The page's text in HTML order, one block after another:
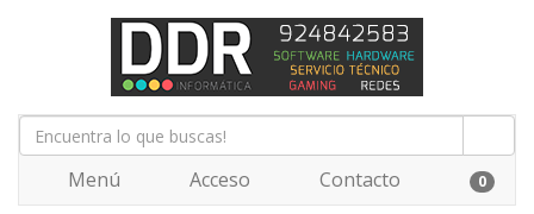
Menú Acceso Contacto 0